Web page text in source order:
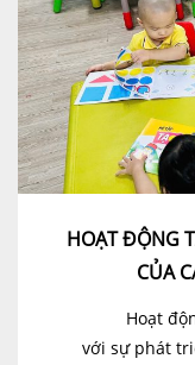
HOẠT ĐỘNG
CỦA
Hoạt động
với sự phát